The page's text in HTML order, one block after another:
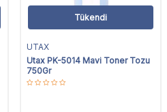
Tükendi
UTAX
Utax PK-5014 Mavi Toner Tozu
750Gr